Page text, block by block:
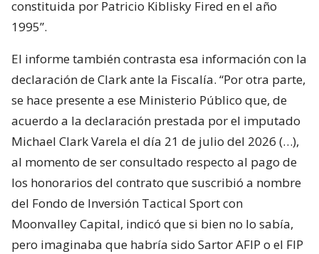
constituida por Patricio Kiblisky Fired en el año
1995”.
El informe también contrasta esa información con la
declaración de Clark ante la Fiscalía. “Por otra parte,
se hace presente a ese Ministerio Público que, de
acuerdo a la declaración prestada por el imputado
Michael Clark Varela el día 21 de julio del 2026 (…),
al momento de ser consultado respecto al pago de
los honorarios del contrato que suscribió a nombre
del Fondo de Inversión Tactical Sport con
Moonvalley Capital, indicó que si bien no lo sabía,
pero imaginaba que habría sido Sartor AFIP o el FIP